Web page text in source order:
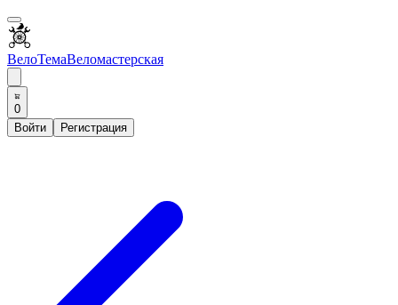
ВелоТемаВеломастерская
0
Войти
Регистрация